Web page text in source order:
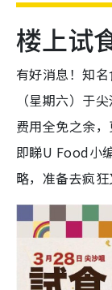
楼上试
有好消息！知
（星期六）于
费用全免之余
即睇U Food小
略，准备去疯狂